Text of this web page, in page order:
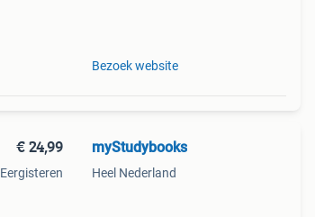
Bezoek website
€ 24,99
Eergisteren
myStudybooks
Heel Nederland